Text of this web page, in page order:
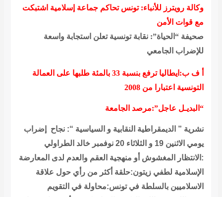
وكالة رويترز للأنباء: تونس تحاكم جماعة إسلامية اشتبكت
مع قوات الأمن
صحيفة “الحياة”: نقابة تونسية تعلن استجابة واسعة
للإضراب الجامعي
أ ف ب:ايطاليا ترفع بنسبة 33 بالمئة طلبها على العمالة
التونسية اعتبارا من 2008
“البديـل عاجل”:مرصد الجامعة
نشرية ” الديمقراطية النقابية و السياسية “: نجاح إضراب
يومي الاثنين 19 و الثلاثاء 20 نوفمبر
خالد الطراولي
:الانتظار المغشوش أو منهجية العقم والعدم لدى المعارضة
الإسلامية لطفي زيتون:حلقة أكثر من رأي حول علاقة
الاسلاميين بالسلطة في تونس:محاولة في التقويم